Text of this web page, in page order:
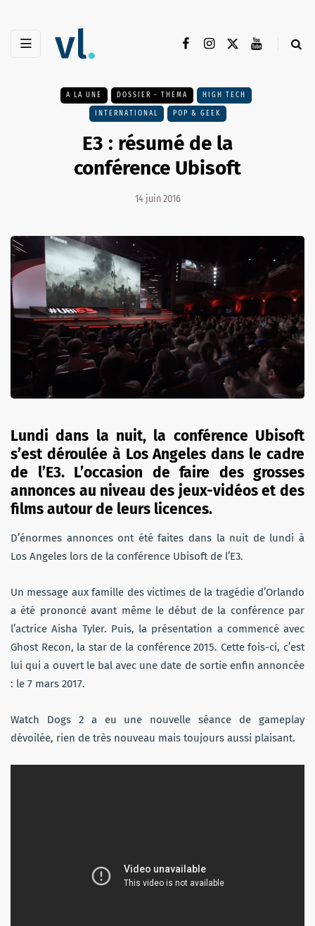
A LA UNE DOSSIER - THEMA HIGH TECH
INTERNATIONAL POP & GEEK
E3 : résumé de la
conférence Ubisoft
14 juin 2016
Lundi dans la nuit, la conférence Ubisoft
s’est déroulée à Los Angeles dans le cadre
de l’E3. L’occasion de faire des grosses
annonces au niveau des jeux-vidéos et des
films autour de leurs licences.
D’énormes annonces ont été faites dans la nuit de lundi à
Los Angeles lors de la conférence Ubisoft de l’E3.
Un message aux famille des victimes de la tragédie d’Orlando
a été prononcé avant même le début de la conférence par
l’actrice Aisha Tyler. Puis, la présentation a commencé avec
Ghost Recon, la star de la conférence 2015. Cette fois-ci, c’est
lui qui a ouvert le bal avec une date de sortie enfin annoncée
: le 7 mars 2017.
Watch Dogs 2 a eu une nouvelle séance de gameplay
dévoilée, rien de très nouveau mais toujours aussi plaisant.